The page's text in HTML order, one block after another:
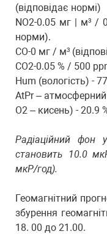
(відповідає нормі)
NO2-0.05 мг | м³ /
норми).
CO-0 мг / м³
CO2-0.05 % / 500
Hum (вологість) -
AtPr –
O2 – кисень) - 20.9
Радіаційний фон
становить 10.0
мкР/год).
Геомагнітний
збурення
18. 00 до 21.00.